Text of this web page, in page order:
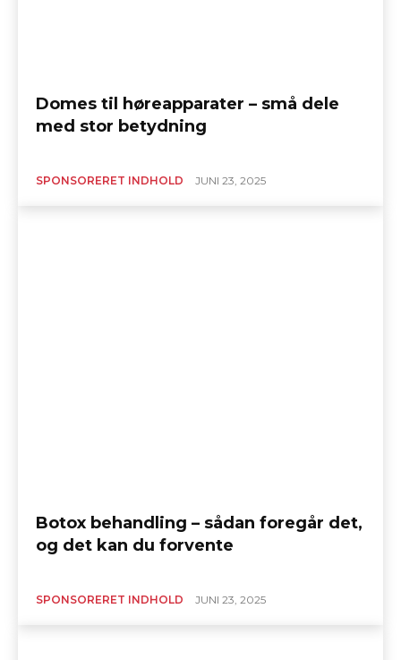
Domes til høreapparater – små dele
med stor betydning
SPONSORERET INDHOLD JUNI 23, 2025
Botox behandling – sådan foregår det,
og det kan du forvente
SPONSORERET INDHOLD JUNI 23, 2025